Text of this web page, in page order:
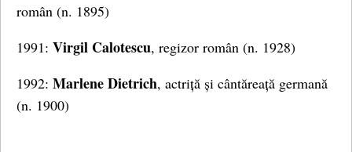
român (n. 1895)
1991: Virgil Calotescu, regizor român (n. 1928)
1992: Marlene Dietrich, actriță și cântăreață germană
(n. 1900)